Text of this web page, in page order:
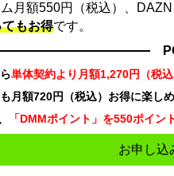
月額550円（税込）、
もお得です。
単体契約より月額1,270円（税込
月額720円（税込）お得に楽しめ
「DMMポイント」を550ポイン
お申し込